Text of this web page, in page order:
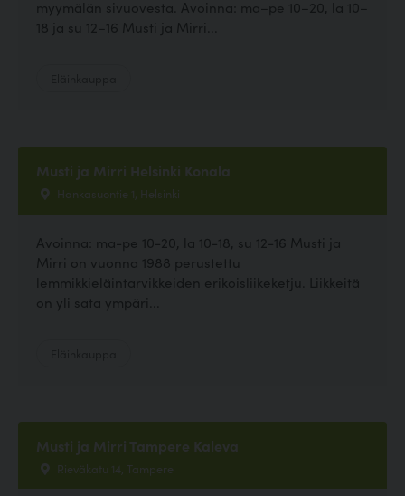
myymälän sivuovesta. Avoinna: ma–pe 10–20, la 10–
18 ja su 12–16 Musti ja Mirri...
Musti ja Mirri Helsinki Konala
Hankasuontie 1, Helsinki
Avoinna: ma-pe 10-20, la 10-18, su 12-16 Musti ja
Mirri on vuonna 1988 perustettu
lemmikkieläintarvikkeiden erikoisliikeketju. Liikkeitä
on yli sata ympäri...
Musti ja Mirri Tampere Kaleva
Rieväkatu 14, Tampere